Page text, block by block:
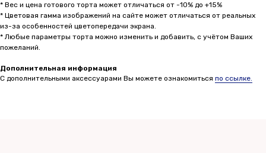
* Вес и цена готового торта может отличаться от -10% до +15%
* Цветовая гамма изображений на сайте может отличаться от реальных
из-за особенностей цветопередачи экрана.
* Любые параметры торта можно изменить и добавить, с учётом Ваших
пожеланий.
Дополнительная информация
С дополнительными аксессуарами Вы можете ознакомиться по ссылке.